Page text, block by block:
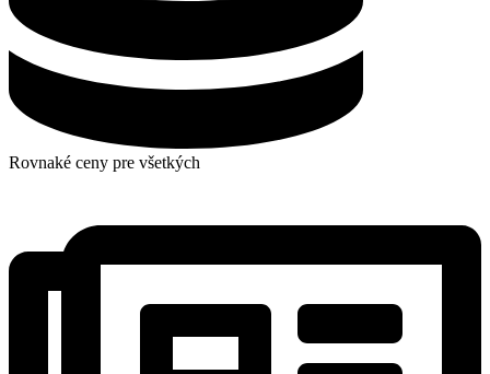
Rovnaké ceny pre všetkých